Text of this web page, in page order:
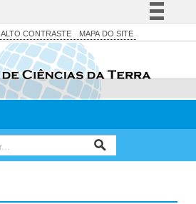
Simplifique!
Comunica BR
Participe
Acesso à informação
Canais
ALTO CONTRASTE MAPA DO SITE